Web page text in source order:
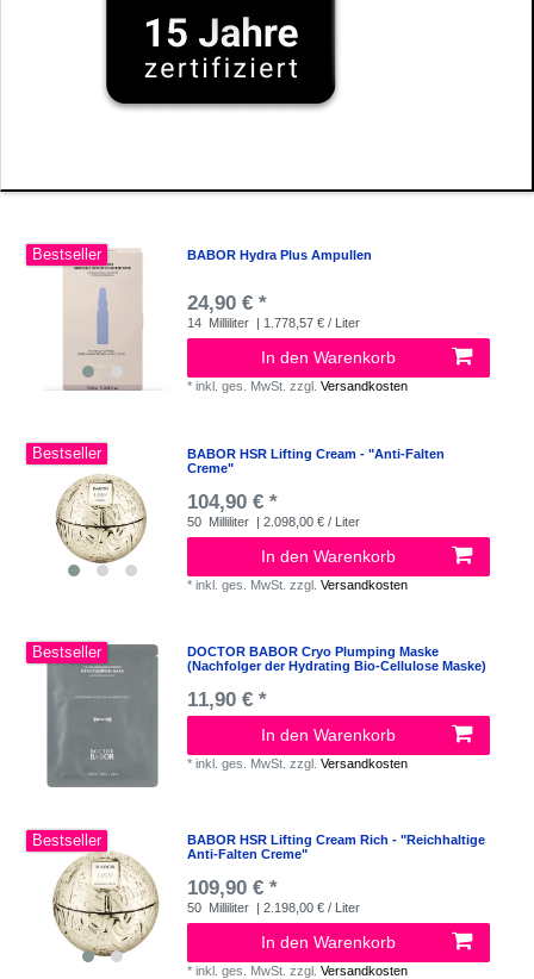
Bestseller BABOR Hydra Plus Ampullen
24,90 € *
14 Milliliter | 1.778,57 € / Liter
In den Warenkorb
*inkl. ges. MwSt. zzgl.Versandkosten
Bestseller
BABOR HSR Lifting Cream - "Anti-Falten
Creme"
104,90 € *
50 Milliliter | 2.098,00 € / Liter
In den Warenkorb
*inkl. ges. MwSt. zzgl.Versandkosten
Bestseller
DOCTOR BABOR Cryo Plumping Maske
(Nachfolger der Hydrating Bio-Cellulose Maske)
11,90 € *
In den Warenkorb
*inkl. ges. MwSt. zzgl.Versandkosten
Bestseller
BABOR HSR Lifting Cream Rich - "Reichhaltige
Anti-Falten Creme"
109,90 € *
50 Milliliter | 2.198,00 € / Liter
In den Warenkorb
*inkl. ges. MwSt. zzgl.Versandkosten